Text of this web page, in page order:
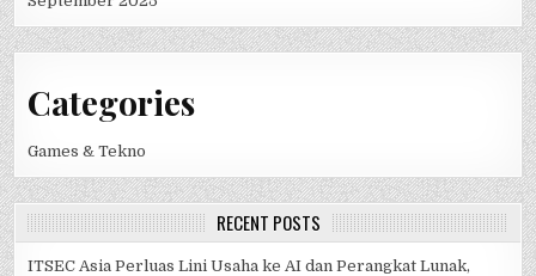
Categories
Games & Tekno
RECENT POSTS
ITSEC Asia Perluas Lini Usaha ke AI dan Perangkat Lunak,